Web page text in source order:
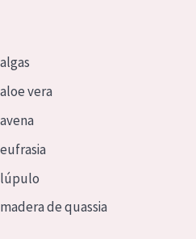
vera
de quassia